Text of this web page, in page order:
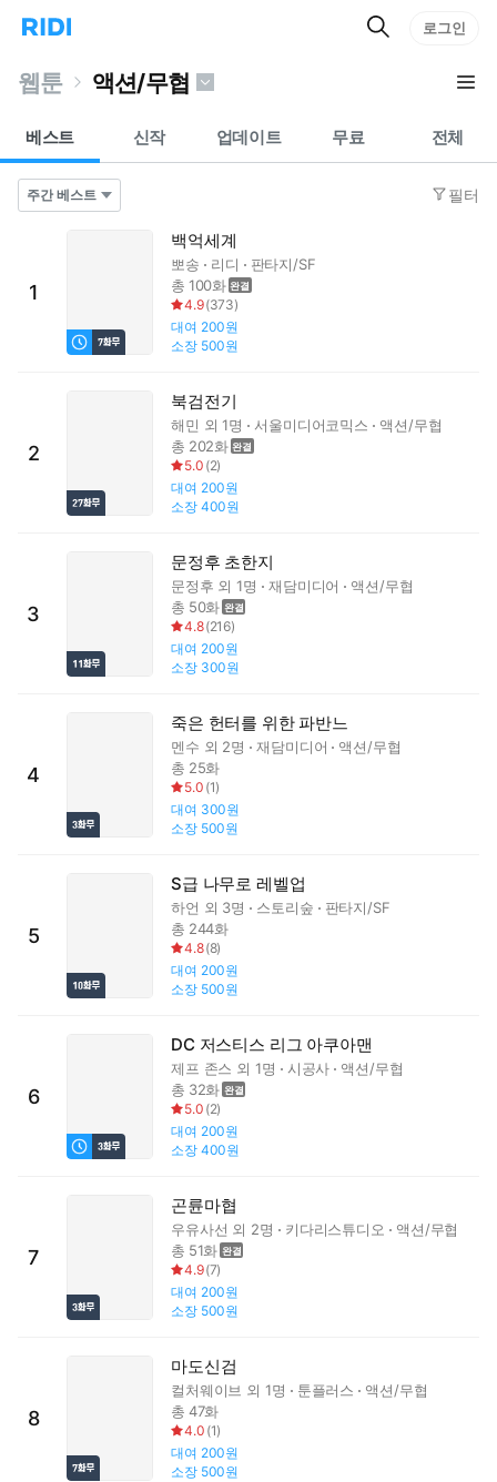
리
으
이
턴
트
검
로그인
웹툰 액션/무협
베스트 신작 업데이트 무료 전체
필터
1
백억세계
뽀송 리디
판타지/SF
총 100화
4.9(373)
대여 200원
소장 500원
2
북검전기
해민 외 1명 서울미디어코믹스
액션/무협
총 202화
5.0 (2)
대여 200원
소장 400원
3
문정후 초한지
문정후 외 1명 재담미디어
액션/무협
총 50화
4.8(216)
대여 200원
소장 300원
4
죽은 헌터를 위한 파반느
멘수 외 2명 재담미디어
액션/무협
총 25화
5.0 (1)
대여 300원
소장 500원
5
S급 나무로 레벨업
하언 외 3명 스토리숲
판타지/SF
총 244화
4.8(8)
대여 200원
소장 500원
6
DC 저스티스 리그 아쿠아맨
제프 존스 외 1명 시공사
액션/무협
총 32화
5.0 (2)
대여 200원
소장 400원
7
곤륜마협
우유사선 외 2명 키다리스튜디오
액션/무협
총 51화
4.9(7)
대여 200원
소장 500원
8
마도신검
컬처웨이브 외 1명 툰플러스
액션/무협
총 47화
4.0 (1)
대여 200원
소장 500원